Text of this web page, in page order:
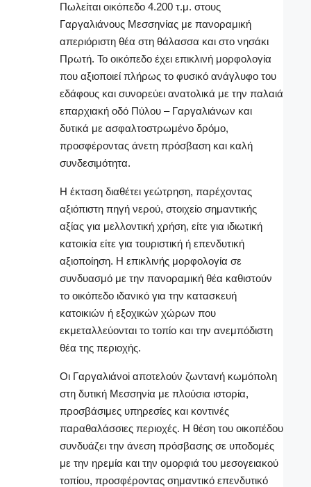
Πωλείται οικόπεδο 4.200 τ.μ. στους
Γαργαλιάνους Μεσσηνίας με πανοραμική
απεριόριστη θέα στη θάλασσα και στο νησάκι
Πρωτή. Το οικόπεδο έχει επικλινή μορφολογία
που αξιοποιεί πλήρως το φυσικό ανάγλυφο του
εδάφους και συνορεύει ανατολικά με την παλαιά
επαρχιακή οδό Πύλου – Γαργαλιάνων και
δυτικά με ασφαλτοστρωμένο δρόμο,
προσφέροντας άνετη πρόσβαση και καλή
συνδεσιμότητα.
Η έκταση διαθέτει γεώτρηση, παρέχοντας
αξιόπιστη πηγή νερού, στοιχείο σημαντικής
αξίας για μελλοντική χρήση, είτε για ιδιωτική
κατοικία είτε για τουριστική ή επενδυτική
αξιοποίηση. Η επικλινής μορφολογία σε
συνδυασμό με την πανοραμική θέα καθιστούν
το οικόπεδο ιδανικό για την κατασκευή
κατοικιών ή εξοχικών χώρων που
εκμεταλλεύονται το τοπίο και την ανεμπόδιστη
θέα της περιοχής.
Οι Γαργαλιάνoi αποτελούν ζωντανή κωμόπολη
στη δυτική Μεσσηνία με πλούσια ιστορία,
προσβάσιμες υπηρεσίες και κοντινές
παραθαλάσσιες περιοχές. Η θέση του οικοπέδου
συνδυάζει την άνεση πρόσβασης σε υποδομές
με την ηρεμία και την ομορφιά του μεσογειακού
τοπίου, προσφέροντας σημαντικό επενδυτικό